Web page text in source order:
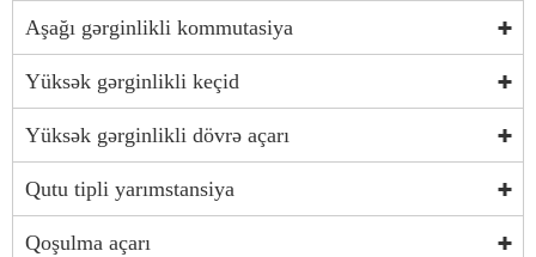
Aşağı gərginlikli kommutasiya
Yüksək gərginlikli keçid
Yüksək gərginlikli dövrə açarı
Qutu tipli yarımstansiya
Qoşulma açarı